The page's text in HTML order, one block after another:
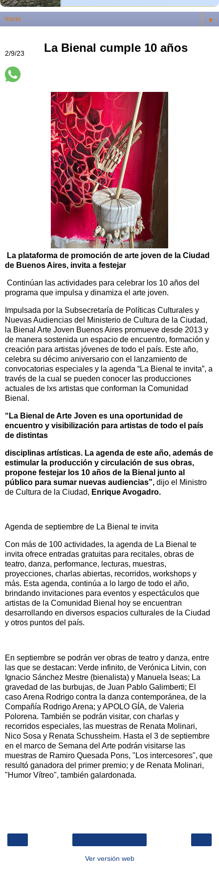
▼
2/9/23 La Bienal cumple 10 años
La plataforma de promoción de arte joven de la Ciudad
de Buenos Aires, invita a festejar
Continúan las actividades para celebrar los 10 años del
programa que impulsa y dinamiza el arte joven.
Impulsada por la Subsecretaría de Políticas Culturales y
Nuevas Audiencias del Ministerio de Cultura de la Ciudad,
la Bienal Arte Joven Buenos Aires promueve desde 2013 y
de manera sostenida un espacio de encuentro, formación y
creación para artistas jóvenes de todo el país. Este año,
celebra su décimo aniversario con el lanzamiento de
convocatorias especiales y la agenda “La Bienal te invita”, a
través de la cual se pueden conocer las producciones
actuales de lxs artistas que conforman la Comunidad
Bienal.
“La Bienal de Arte Joven es una oportunidad de
encuentro y visibilización para artistas de todo el país
de distintas
disciplinas artísticas. La agenda de este año, además de
estimular la producción y circulación de sus obras,
propone festejar los 10 años de la Bienal junto al
público para sumar nuevas audiencias”, dijo el Ministro
de Cultura de la Ciudad, Enrique Avogadro.
Agenda de septiembre de La Bienal te invita
Con más de 100 actividades, la agenda de La Bienal te
invita ofrece entradas gratuitas para recitales, obras de
teatro, danza, performance, lecturas, muestras,
proyecciones, charlas abiertas, recorridos, workshops y
más. Esta agenda, continúa a lo largo de todo el año,
brindando invitaciones para eventos y espectáculos que
artistas de la Comunidad Bienal hoy se encuentran
desarrollando en diversos espacios culturales de la Ciudad
y otros puntos del país.
En septiembre se podrán ver obras de teatro y danza, entre
las que se destacan: Verde infinito, de Verónica Litvin, con
Ignacio Sánchez Mestre (bienalista) y Manuela Iseas; La
gravedad de las burbujas, de Juan Pablo Galimberti; El
caso Arena Rodrigo contra la danza contemporánea, de la
Compañía Rodrigo Arena; y APOLO GÍA, de Valeria
Polorena. También se podrán visitar, con charlas y
recorridos especiales, las muestras de Renata Molinari,
Nico Sosa y Renata Schussheim. Hasta el 3 de septiembre
en el marco de Semana del Arte podrán visitarse las
muestras de Ramiro Quesada Pons, "Los intercesores", que
resultó ganadora del primer premio; y de Renata Molinari,
"Humor Vítreo", también galardonada.
Ver versión web